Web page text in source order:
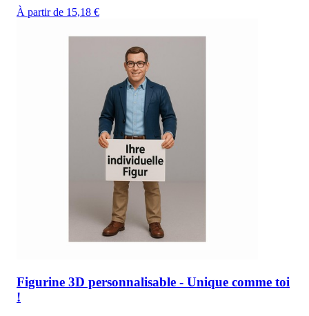
À partir de 15,18 €
Figurine 3D personnalisable - Unique comme toi
!